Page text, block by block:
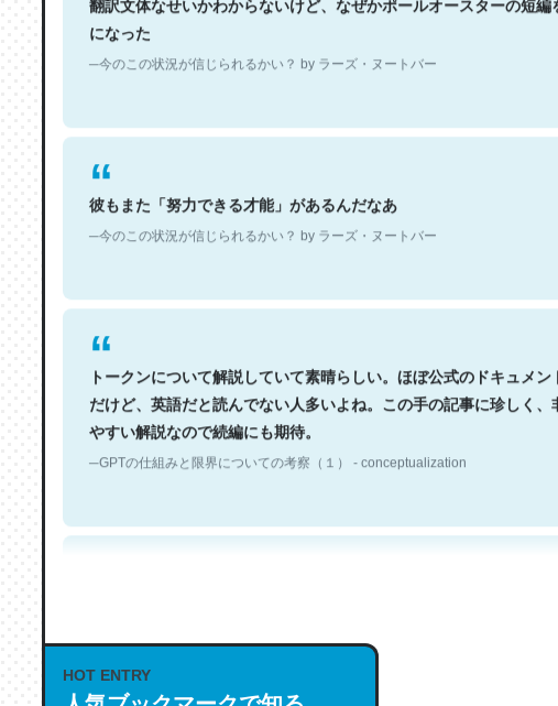
になった
─今のこの状況が信じられるかい？ by ラーズ・ヌートバー
彼もまた「努力できる才能」があるんだなあ
─今のこの状況が信じられるかい？ by ラーズ・ヌートバー
トークンについて解説していて素晴らしい。ほぼ公式のドキュメン
だけど、英語だと読んでない人多いよね。この手の記事に珍しく、
やすい解説なので続編にも期待。
─GPTの仕組みと限界についての考察（１） - conceptualization
HOT ENTRY